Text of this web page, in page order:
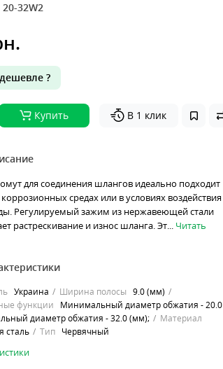
20-32W2
?
Купить В 1 клик
для соединения шлангов идеально подходит
средах или в условиях воздействия
Регулируемый зажим из нержавеющей стали
растрескивание и износ шланга. Эт... Читать
Украина Ширина полосы 9.0 (мм)
функции
Минимальный диаметр обжатия - 20.0
диаметр обжатия - 32.0 (мм);
Материал
сталь
Тип Червячный